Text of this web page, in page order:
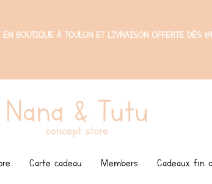
EN BOUTIQUE À TOULON ET LIVRAISON OFFERTE DÈS
Carte cadeau Members Cadeaux fin